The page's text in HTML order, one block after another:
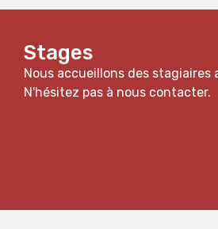
Stages
Nous accueillons des stagiaires
N'hésitez pas à nous contacter.